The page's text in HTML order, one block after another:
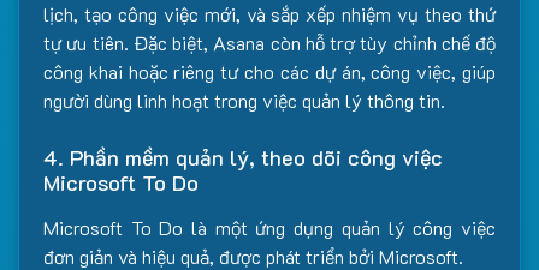
lịch, tạo công việc mới, và sắp xếp nhiệm vụ theo thứ
tự ưu tiên. Đặc biệt, Asana còn hỗ trợ tùy chỉnh chế độ
công khai hoặc riêng tư cho các dự án, công việc, giúp
người dùng linh hoạt trong việc quản lý thông tin.
4. Phần mềm quản lý, theo dõi công việc
Microsoft To Do
Microsoft To Do là một ứng dụng quản lý công việc
đơn giản và hiệu quả, được phát triển bởi Microsoft.